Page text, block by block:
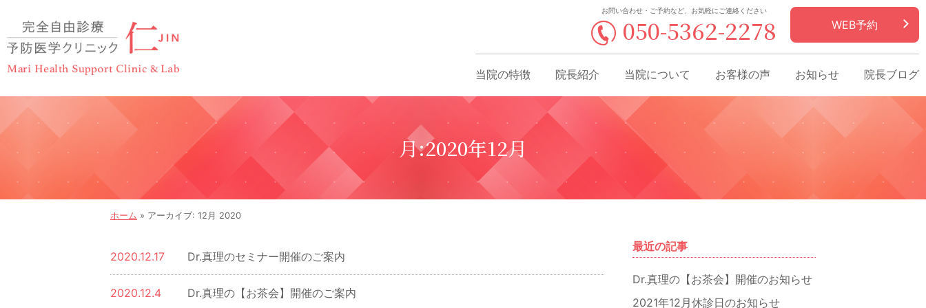
お問い合わせ・ご予約など、お気軽にご連絡ください
050-5362-2278 WEB予約
当院の特徴 院長紹介 当院について お客様の声 お知らせ 院長ブログ
月:2020年12月
ホーム » アーカイブ: 12月 2020
2020.12.17 Dr.真理のセミナー開催のご案内
2020.12.4 Dr.真理の【お茶会】開催のご案内
最近の記事
Dr.真理の【お茶会】開催のお知らせ
2021年12月休診日のお知らせ